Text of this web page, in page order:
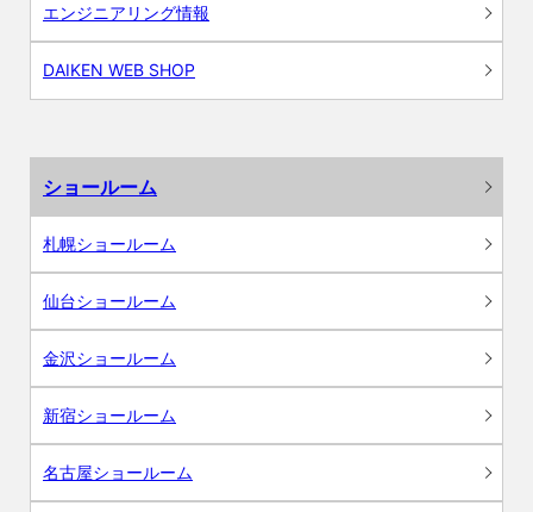
エンジニアリング情報
DAIKEN WEB SHOP
ショールーム
札幌ショールーム
仙台ショールーム
金沢ショールーム
新宿ショールーム
名古屋ショールーム